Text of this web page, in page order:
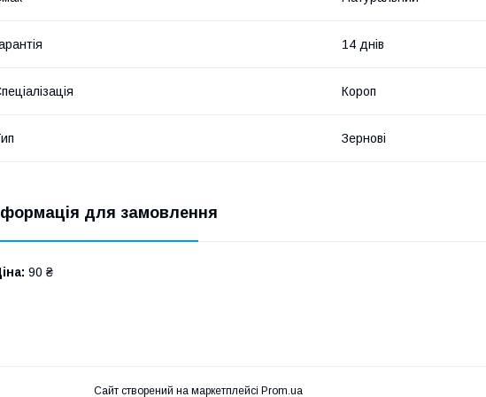
14 днів
Короп
Зернові
для замовлення
90 ₴
Сайт створений на маркетплейсі Prom.ua